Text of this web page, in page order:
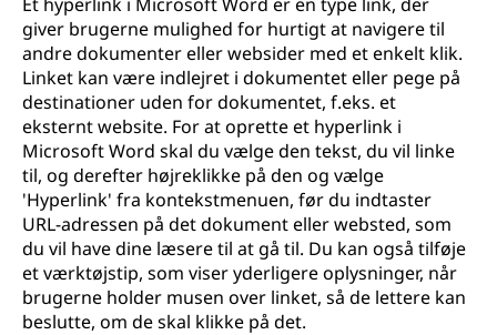
giver brugerne mulighed for hurtigt at navigere til
andre dokumenter eller websider med et enkelt klik.
Linket kan være indlejret i dokumentet eller pege på
destinationer uden for dokumentet, f.eks. et
eksternt website. For at oprette et hyperlink i
Microsoft Word skal du vælge den tekst, du vil linke
til, og derefter højreklikke på den og vælge
'Hyperlink' fra kontekstmenuen, før du indtaster
URL-adressen på det dokument eller websted, som
du vil have dine læsere til at gå til. Du kan også tilføje
et værktøjstip, som viser yderligere oplysninger, når
brugerne holder musen over linket, så de lettere kan
beslutte, om de skal klikke på det.